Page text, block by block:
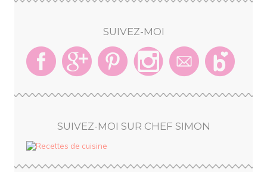
SUIVEZ-MOI
SUIVEZ-MOI SUR CHEF SIMON